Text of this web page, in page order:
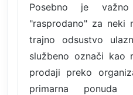
Posebno je
"rasprodano" za neki
trajno odsustvo
službeno označi kao
prodaji preko
primarna ponuda